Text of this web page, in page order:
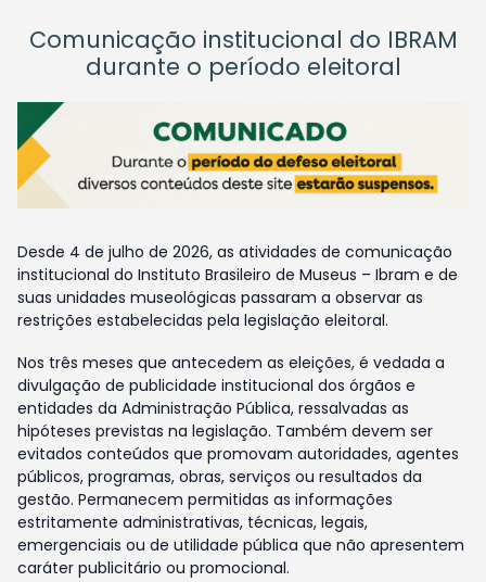
Comunicação institucional do IBRAM
durante o período eleitoral
Desde 4 de julho de 2026, as atividades de comunicação
institucional do Instituto Brasileiro de Museus – Ibram e de
suas unidades museológicas passaram a observar as
restrições estabelecidas pela legislação eleitoral.
Nos três meses que antecedem as eleições, é vedada a
divulgação de publicidade institucional dos órgãos e
entidades da Administração Pública, ressalvadas as
hipóteses previstas na legislação. Também devem ser
evitados conteúdos que promovam autoridades, agentes
públicos, programas, obras, serviços ou resultados da
gestão. Permanecem permitidas as informações
estritamente administrativas, técnicas, legais,
emergenciais ou de utilidade pública que não apresentem
caráter publicitário ou promocional.